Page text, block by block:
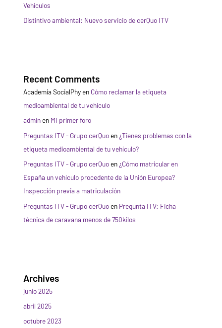
Vehículos
Distintivo ambiental: Nuevo servicio de cerQuo ITV
Recent Comments
Academia SocialPhyen Cómo reclamar la etiqueta
medioambiental de tu vehículo
adminen MI primer foro
Preguntas ITV - Grupo cerQuoen ¿Tienes problemas con la
etiqueta medioambiental de tu vehículo?
Preguntas ITV - Grupo cerQuoen ¿Cómo matricular en
España un vehículo procedente de la Unión Europea?
Inspección previa a matriculación
Preguntas ITV - Grupo cerQuoen Pregunta ITV: Ficha
técnica de caravana menos de 750kilos
Archives
junio 2025
abril 2025
octubre 2023